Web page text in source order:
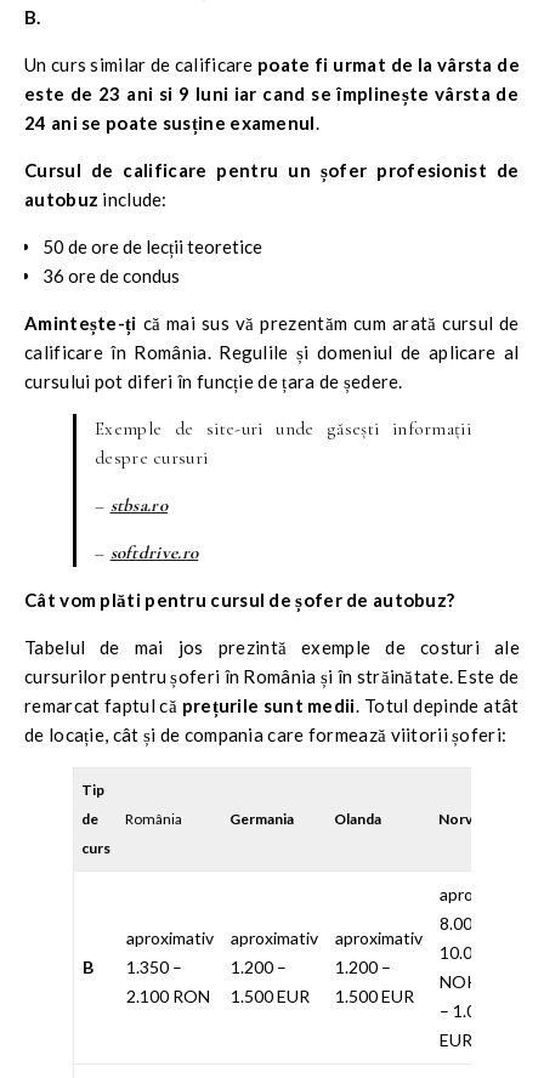
B.
Un curs similar de calificare poate fi urmat de la vârsta de
este de 23 ani si 9 luni iar cand se împlinește vârsta de
24 ani se poate susține examenul.
Cursul de calificare pentru un șofer profesionist de
autobuz include:
50 de ore de lecții teoretice
36 ore de condus
Amintește-ți că mai sus vă prezentăm cum arată cursul de
calificare în România. Regulile și domeniul de aplicare al
cursului pot diferi în funcție de țara de ședere.
Exemple de site-uri unde găsești informații
despre cursuri
– stbsa.ro
– softdrive.ro
Cât vom plăti pentru cursul de șofer de autobuz?
Tabelul de mai jos prezintă exemple de costuri ale
cursurilor pentru șoferi în România și în străinătate. Este de
remarcat faptul că prețurile sunt medii. Totul depinde atât
de locație, cât și de compania care formează viitorii șoferi:
Tip
de
curs
România Germania Olanda Norvegia
B
aproximativ
1.350 –
2.100 RON
aproximativ
1.200 –
1.500 EUR
aproximativ
1.200 –
1.500 EUR
aproximativ
8.000 –
10.000
NOK (800
– 1.000
EUR)